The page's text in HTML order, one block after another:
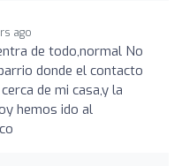
ago
de todo,normal No
donde el contacto
de mi casa,y la
hemos ido al